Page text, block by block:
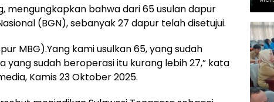
mengungkapkan bahwa dari 65 usulan dapur
(BGN), sebanyak 27 dapur telah disetujui.
MBG).Yang kami usulkan 65, yang sudah
yang sudah beroperasi itu kurang lebih 27,” kata
Kamis 23 Oktober 2025.